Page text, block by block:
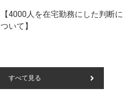
【4000人を在宅勤務にした判断に
ついて】
すべて見る